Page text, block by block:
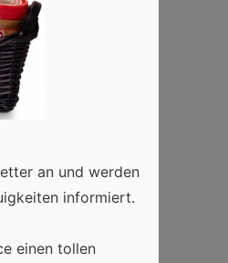
Karneval
im
auf sich?
an und werden
informiert.
einen tollen